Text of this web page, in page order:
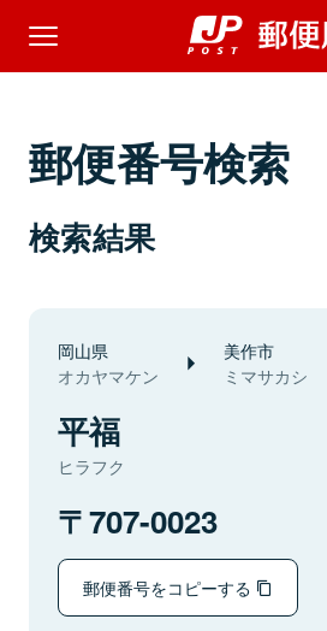
郵便番号検索
検索結果
岡山県
オカヤマケン
美作市
ミマサカシ
平福
ヒラフク
707-0023
郵便番号をコピーする